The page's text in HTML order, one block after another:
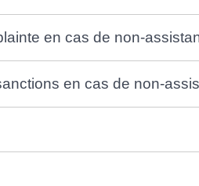
en cas de non-
en cas de non-